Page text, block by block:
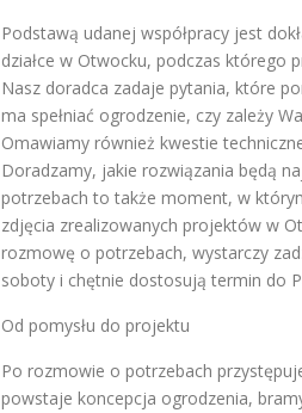
Podstawą udanej współpracy jest
działce w Otwocku, podczas którego
Nasz doradca zadaje pytania, które
ma spełniać ogrodzenie, czy zależy
Omawiamy również kwestie
Doradzamy, jakie rozwiązania będą
potrzebach to także moment, w
zdjęcia zrealizowanych projektów w
rozmowę o potrzebach, wystarczy
soboty i chętnie dostosują termin do
Od pomysłu do projektu
Po rozmowie o potrzebach
powstaje koncepcja ogrodzenia,